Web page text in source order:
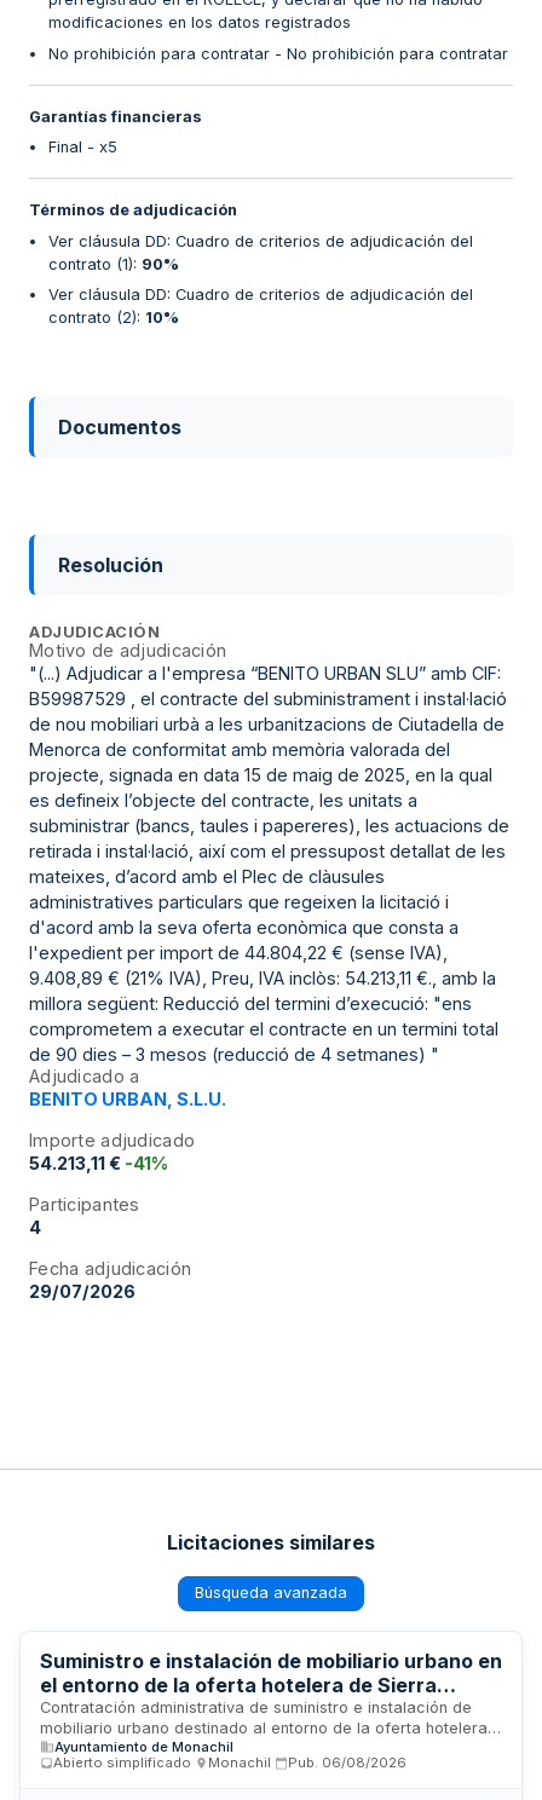
modificaciones en los datos registrados
No prohibición para contratar - No prohibición para contratar
Garantías financieras
Final - x5
Términos de adjudicación
Ver cláusula DD: Cuadro de criterios de adjudicación del
contrato (1): 90%
Ver cláusula DD: Cuadro de criterios de adjudicación del
contrato (2): 10%
Documentos
Resolución
ADJUDICACIÓN
Motivo de adjudicación
"(...) Adjudicar a l'empresa “BENITO URBAN SLU” amb CIF:
B59987529 , el contracte del subministrament i instal·lació
de nou mobiliari urbà a les urbanitzacions de Ciutadella de
Menorca de conformitat amb memòria valorada del
projecte, signada en data 15 de maig de 2025, en la qual
es defineix l’objecte del contracte, les unitats a
subministrar (bancs, taules i papereres), les actuacions de
retirada i instal·lació, així com el pressupost detallat de les
mateixes, d’acord amb el Plec de clàusules
administratives particulars que regeixen la licitació i
d'acord amb la seva oferta econòmica que consta a
l'expedient per import de 44.804,22 € (sense IVA),
9.408,89 € (21% IVA), Preu, IVA inclòs: 54.213,11 €., amb la
millora següent: Reducció del termini d’execució: "ens
comprometem a executar el contracte en un termini total
de 90 dies – 3 mesos (reducció de 4 setmanes) "
Adjudicado a
BENITO URBAN, S.L.U.
Importe adjudicado
54.213,11 € -41%
Participantes
4
Fecha adjudicación
29/07/2026
Licitaciones similares
Búsqueda avanzada
Suministro e instalación de mobiliario urbano en
el entorno de la oferta hotelera de Sierra
Nevada
Contratación administrativa de suministro e instalación de
mobiliario urbano destinado al entorno de la oferta hotelera
de Sierra Nevada. El contrato, de carácter mixto según la
LCSP, comprende tanto las prestaciones de suministro como
Ayuntamiento de Monachil
Abierto simplificado
Monachil Pub. 06/08/2026